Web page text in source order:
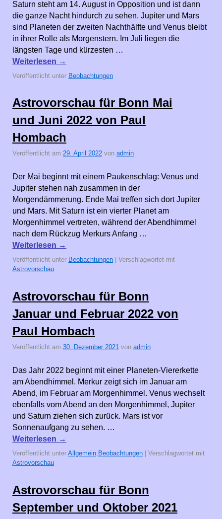
Saturn steht am 14. August in Opposition und ist dann
die ganze Nacht hindurch zu sehen. Jupiter und Mars
sind Planeten der zweiten Nachthälfte und Venus bleibt
in ihrer Rolle als Morgenstern. Im Juli liegen die
längsten Tage und kürzesten …
Weiterlesen →
Veröffentlicht unter Beobachtungen
Astrovorschau für Bonn Mai
und Juni 2022 von Paul
Hombach
Veröffentlicht am 29. April 2022 von admin
Der Mai beginnt mit einem Paukenschlag: Venus und
Jupiter stehen nah zusammen in der
Morgendämmerung. Ende Mai treffen sich dort Jupiter
und Mars. Mit Saturn ist ein vierter Planet am
Morgenhimmel vertreten, während der Abendhimmel
nach dem Rückzug Merkurs Anfang …
Weiterlesen →
Veröffentlicht unter Beobachtungen
Verschlagwortet mit
Astrovorschau
Astrovorschau für Bonn
Januar und Februar 2022 von
Paul Hombach
Veröffentlicht am 30. Dezember 2021 von admin
Das Jahr 2022 beginnt mit einer Planeten-Viererkette
am Abendhimmel. Merkur zeigt sich im Januar am
Abend, im Februar am Morgenhimmel. Venus wechselt
ebenfalls vom Abend an den Morgenhimmel, Jupiter
und Saturn ziehen sich zurück. Mars ist vor
Sonnenaufgang zu sehen. …
Weiterlesen →
Veröffentlicht unter Allgemein Beobachtungen
Verschlagwortet mit
Astrovorschau
Astrovorschau für Bonn
September und Oktober 2021